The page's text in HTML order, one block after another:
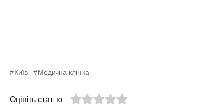
Київ Медична клініка
Оцініть статтю